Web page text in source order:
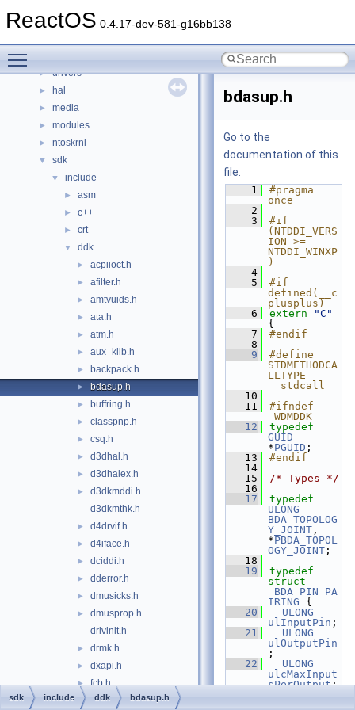
ReactOS 0.4.17-dev-581-g16bb138
► base
► drivers
► hal
► media
► modules
► ntoskrnl
▼ sdk
▼ include
► asm
► c++
► crt
▼ ddk
► acpiioct.h
► afilter.h
► amtvuids.h
► ata.h
► atm.h
► aux_klib.h
► backpack.h
► bdasup.h
► buffring.h
► classpnp.h
► csq.h
► d3dhal.h
► d3dhalex.h
►
d3dkmddi.h
d3dkmthk.h
► d4drvif.h
► d4iface.h
► dciddi.h
► dderror.h
► dmusicks.h
►
dmusprop.h
drivinit.h
► drmk.h
► dxapi.h
► fcb.h
► fcbtable.h
bdasup.h
Go to the
documentation of this
file.
    1
#pragma
once
    2
    3
#if
(NTDDI_VERS
ION >=
NTDDI_WINXP
)
    4
    5
#if
defined(__c
plusplus)
    6
extern
"C"
{
    7
#endif
    8
    9
#define
STDMETHODCA
LLTYPE
__stdcall
   10
   11
#ifndef
_WDMDDK_
   12
typedef
GUID
*PGUID ;
   13
#endif
   14
   15
/* Types */
   16
   17
typedef
ULONG
BDA_TOPOLOG
Y_JOINT ,
*PBDA_TOPOL
OGY_JOINT ;
   18
   19
typedef
_BDA_PIN_PA
IRING {
   20
ULONG
ulInputPin ;
   21
ULONG
ulOutputPin
;
   22
ULONG
ulcMaxInput
sPerOutput;
sdk include ddk bdasup.h